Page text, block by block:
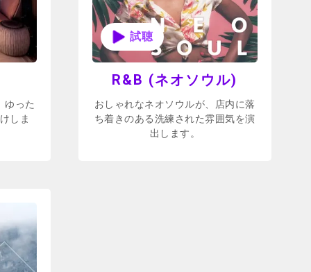
ゆった
しま
R&B (ネオソウル)
おしゃれなネオソウルが、店内に落
ち着きのある洗練された雰囲気を演
出します。